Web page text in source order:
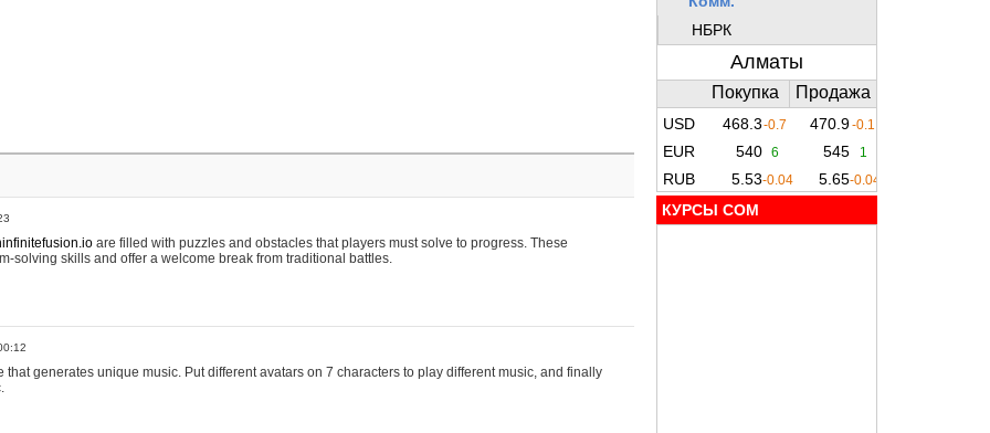
are filled with puzzles and obstacles that players must solve to progress. These
solving skills and offer a welcome break from traditional battles.
that generates unique music. Put different avatars on 7 characters to play different music, and finally
КУРСЫ COM